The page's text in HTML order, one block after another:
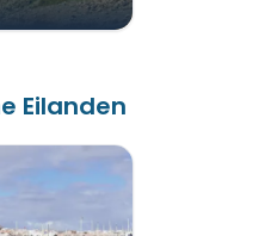
Eilanden